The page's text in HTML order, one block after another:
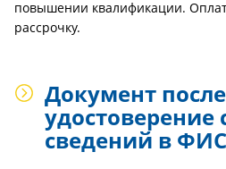
повышении квалификации.
рассрочку.
Документ
удостоверение
сведений в